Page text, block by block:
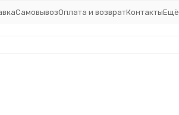
СамовывозОплата и возвратКонтактыЕщё